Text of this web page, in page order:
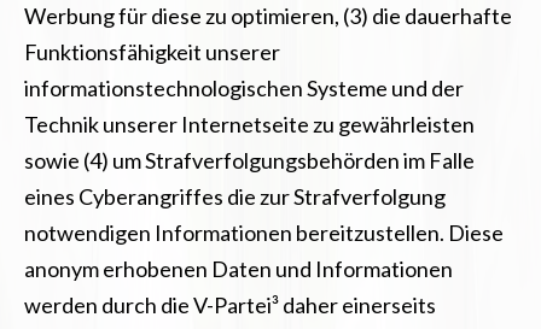
Werbung für diese zu optimieren, (3) die dauerhafte
Funktionsfähigkeit unserer
informationstechnologischen Systeme und der
Technik unserer Internetseite zu gewährleisten
sowie (4) um Strafverfolgungsbehörden im Falle
eines Cyberangriffes die zur Strafverfolgung
notwendigen Informationen bereitzustellen. Diese
anonym erhobenen Daten und Informationen
werden durch die V-Partei³ daher einerseits